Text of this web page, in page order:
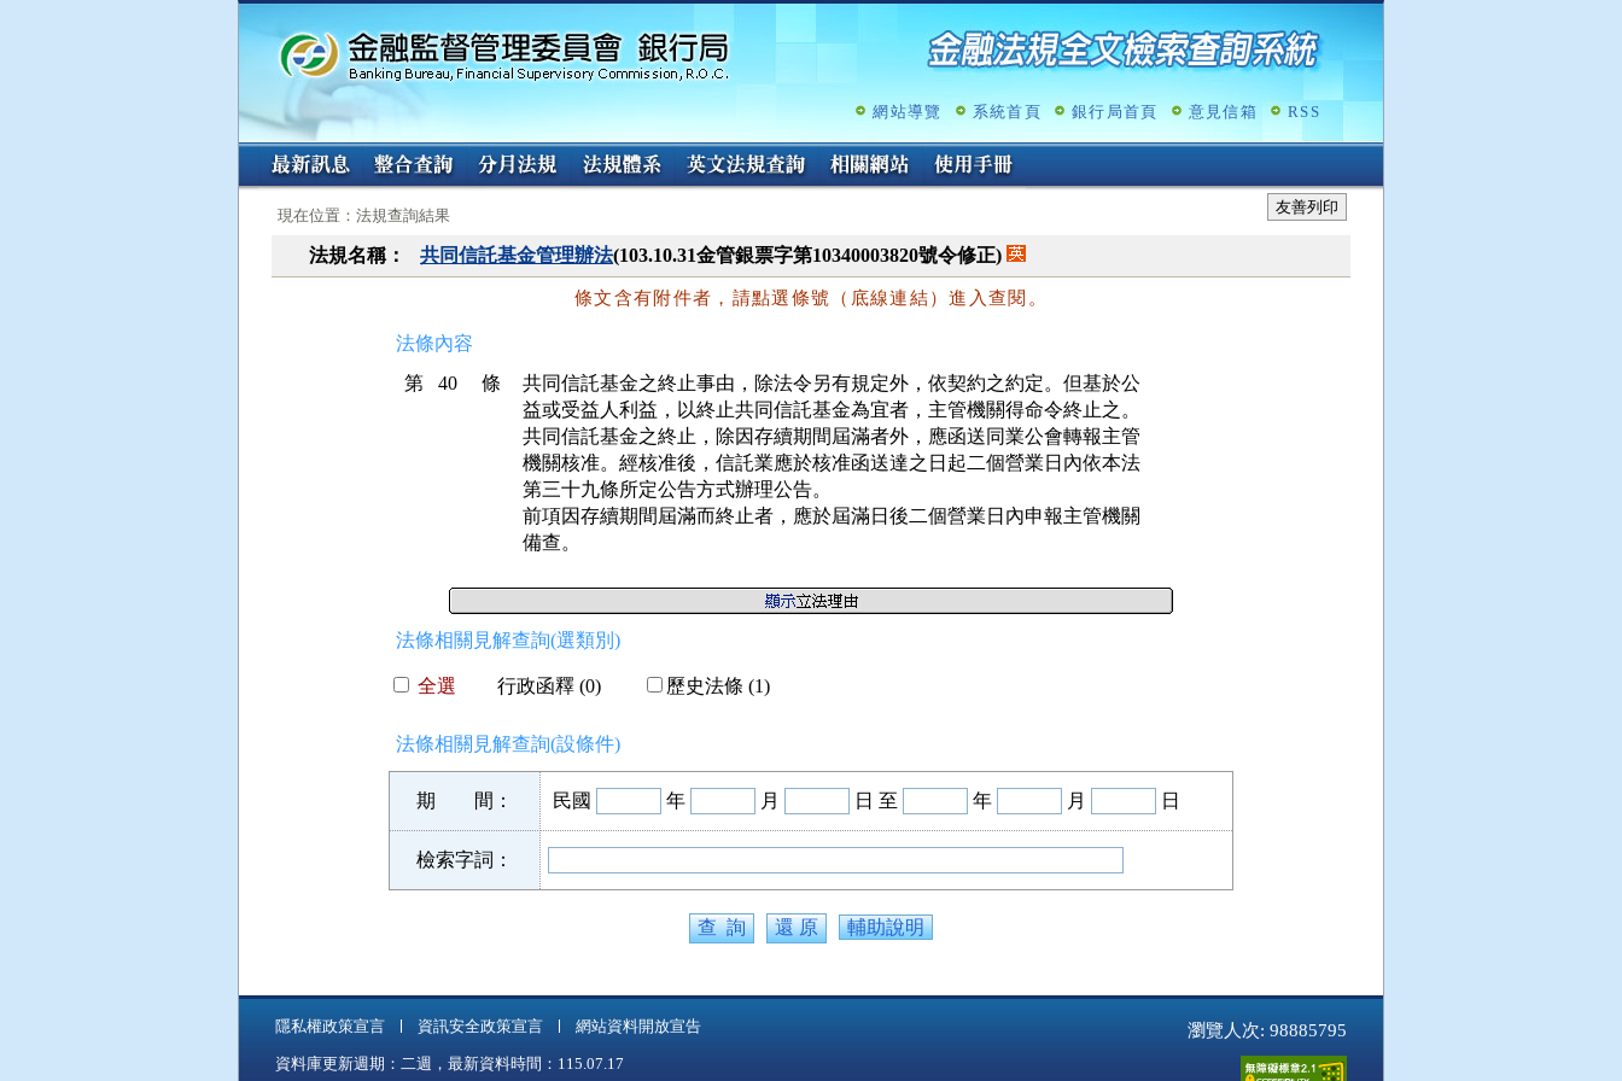
跳
容
網站導覽 系統首頁 銀行局首頁 意見信箱 RSS
:::
現在位置：法規查詢結果 友善列印
法規名稱： 共同信託基金管理辦法(103.10.31金管銀票字第10340003820號令修正)
條文含有附件者，請點選條號（底線連結）進入查閱。
法條內容
第 40 條
共同信託基金之終止事由，除法令另有規定外，依契約之約定。但基於公
益或受益人利益，以終止共同信託基金為宜者，主管機關得命令終止之。
共同信託基金之終止，除因存續期間屆滿者外，應函送同業公會轉報主管
機關核准。經核准後，信託業應於核准函送達之日起二個營業日內依本法
第三十九條所定公告方式辦理公告。
前項因存續期間屆滿而終止者，應於屆滿日後二個營業日內申報主管機關
備查。
法條相關見解查詢(選類別)
全選 行政函釋 (0) 歷史法條 (1)
法條相關見解查詢(設條件)
期 間： 民國 年 月 日 至 年 月 日
檢索字詞：
輔助說明
隱私權政策宣言 資訊安全政策宣言 網站資料開放宣告 瀏覽人次: 98885795
資料庫更新週期：二週，最新資料時間：115.07.17